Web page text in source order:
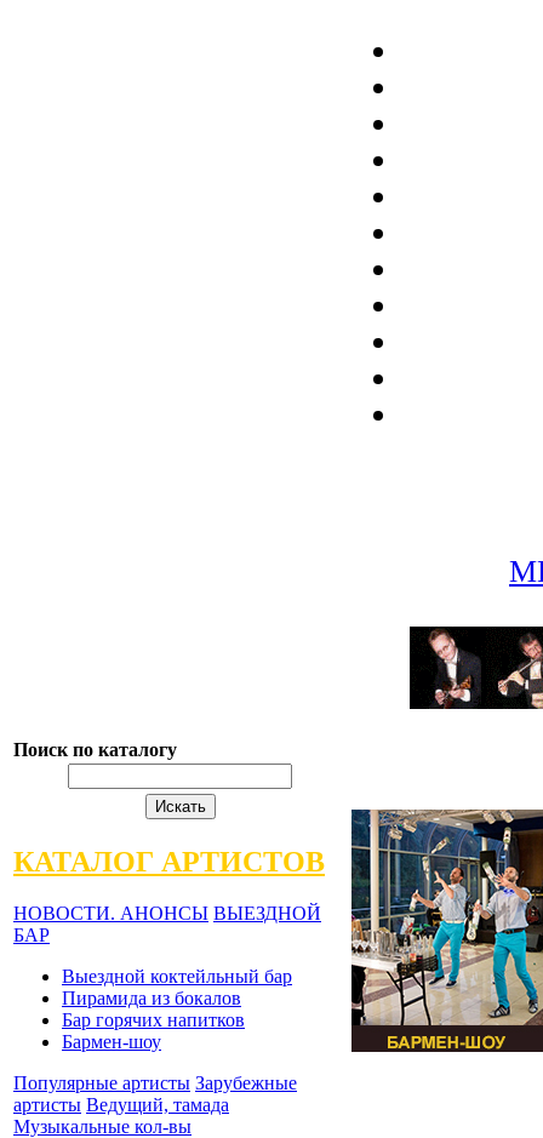
Поиск по каталогу
КАТАЛОГ АРТИСТОВ
НОВОСТИ. АНОНСЫ ВЫЕЗДНОЙ
БАР
Выездной коктейльный бар
Пирамида из бокалов
Бар горячих напитков
Бармен-шоу
Популярные артисты Зарубежные
артисты Ведущий, тамада
Музыкальные кол-вы